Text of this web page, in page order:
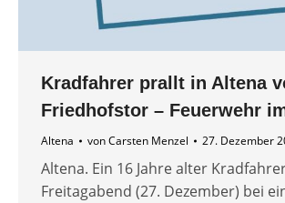
Kradfahrer prallt in Altena
Friedhofstor – Feuerwehr
Altena vonCarsten Menzel 27. Dezember
Altena. Ein 16 Jahre alter
Freitagabend (27. Dezember) bei